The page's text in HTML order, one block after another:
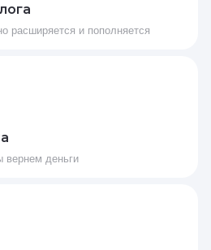
расширяется и пополняется
вернем деньги